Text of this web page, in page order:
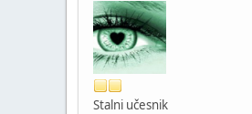
Stalni učesnik